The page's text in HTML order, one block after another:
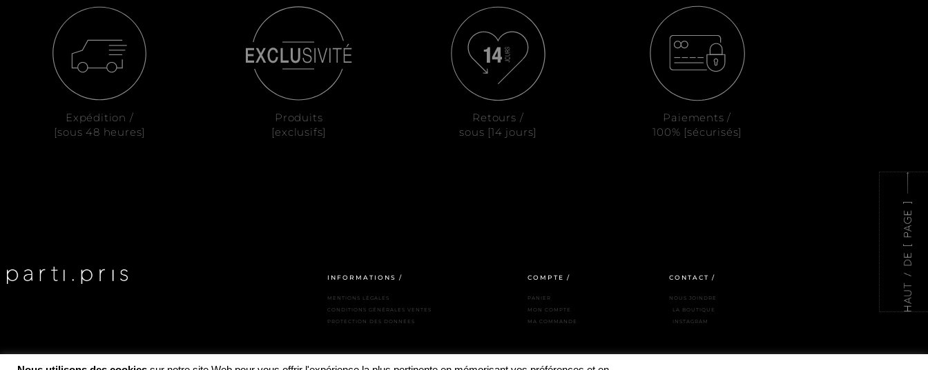
Expédition /
[sous 48 heures]
Produits
[exclusifs]
Retours /
sous [14 jours]
Paiements /
100% [sécurisés]
INFORMATIONS /
MENTIONS LÉGALES
CONDITIONS GÉNÉRALES VENTES
PROTECTION DES DONNÉES
COMPTE /
PANIER
MON COMPTE
MA COMMANDE
CONTACT /
NOUS JOINDRE
LA BOUTIQUE
INSTAGRAM